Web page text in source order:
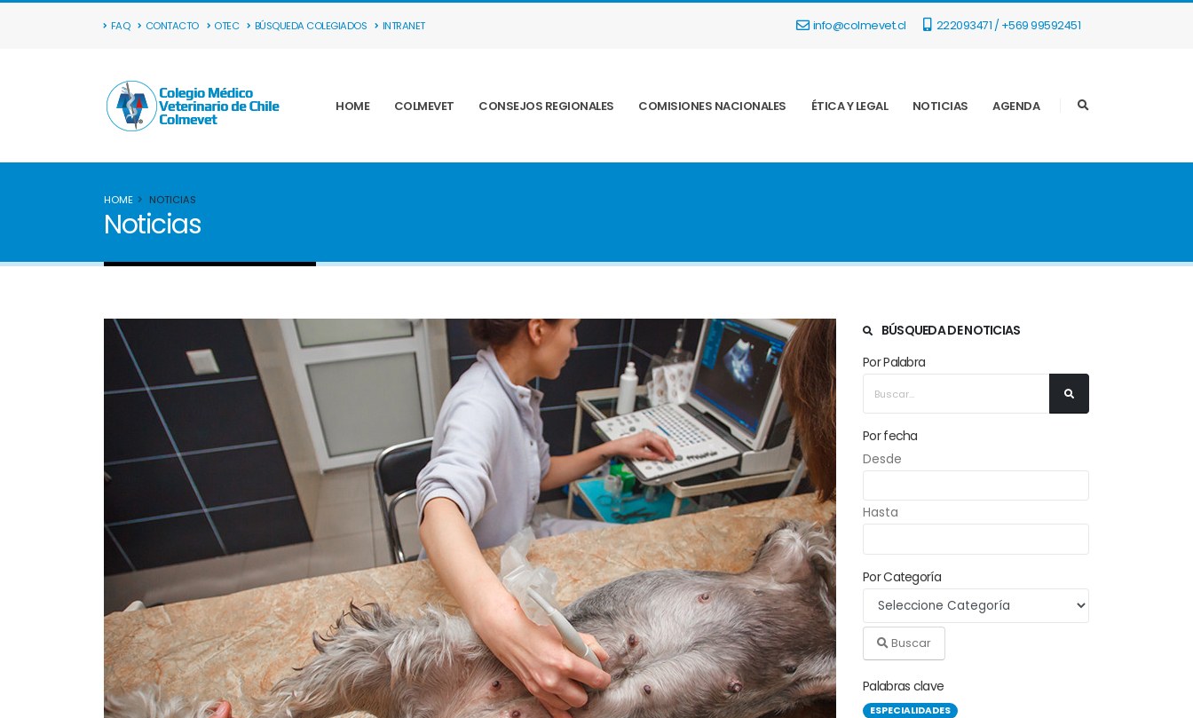
FAQ CONTACTO OTEC BÚSQUEDA COLEGIADOS INTRANET info@colmevet.cl 222093471 / +569 99592451
HOME COLMEVET CONSEJOS REGIONALES COMISIONES NACIONALES ÉTICA Y LEGAL NOTICIAS AGENDA
HOME NOTICIAS
Noticias
BÚSQUEDA DE NOTICIAS
Por Palabra
Por fecha
Desde
Hasta
Por Categoría
Buscar
Palabras clave
ESPECIALIDADES